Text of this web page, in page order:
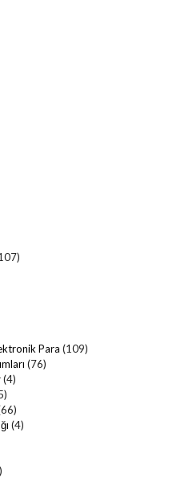
Para (109)
(76)
(4)
(4)